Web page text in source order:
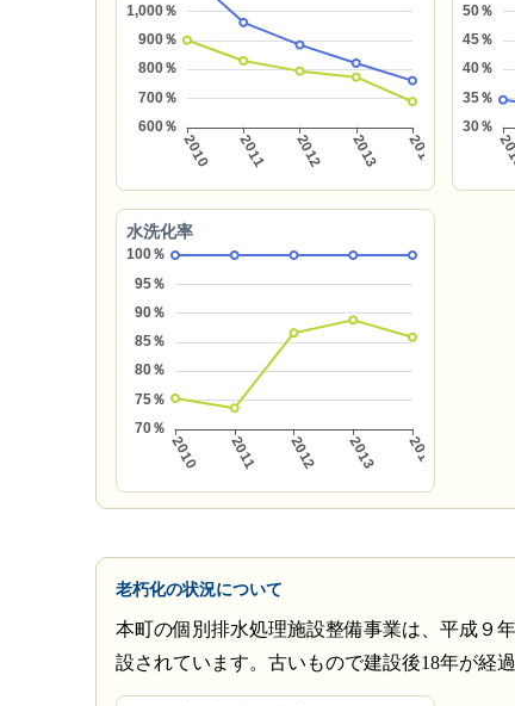
水洗化率
老朽化の状況について
本町の個別排水処理施設整備事業は、平成９
設されています。古いもので建設後18年が経